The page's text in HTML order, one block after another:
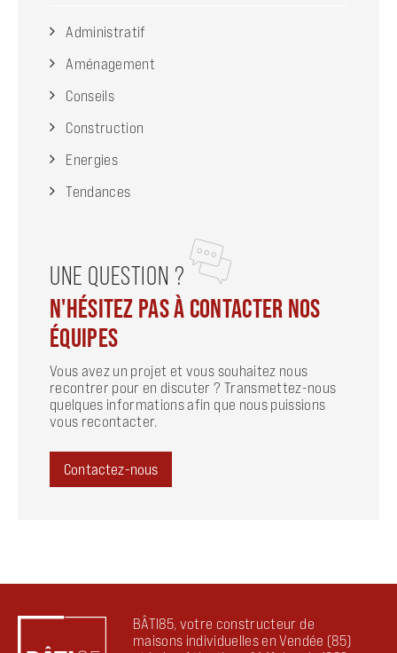
Administratif
Aménagement
Conseils
Construction
Energies
Tendances
N'HÉSITEZ PAS À CONTACTER NOS
ÉQUIPES
UNE QUESTION ?
Vous avez un projet et vous souhaitez nous
recontrer pour en discuter ? Transmettez-nous
quelques informations afin que nous puissions
vous recontacter.
Contactez-nous
BÂTI85, votre constructeur de
maisons individuelles en Vendée (85)